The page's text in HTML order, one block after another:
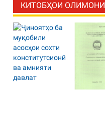
КИТОБҲОИ